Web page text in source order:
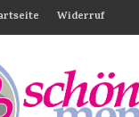
Widerruf